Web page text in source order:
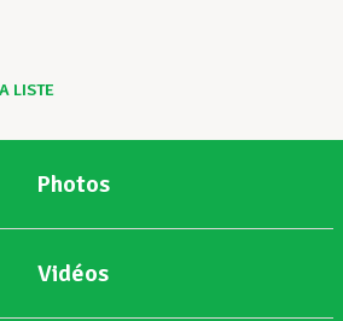
LISTE
Photos
Vidéos